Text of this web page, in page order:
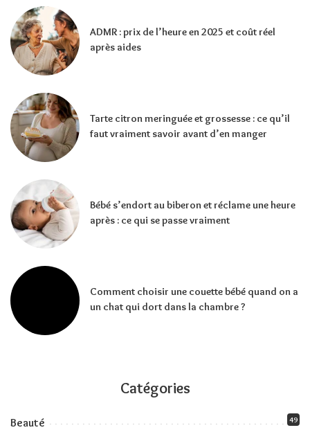
ADMR : prix de l’heure en 2025 et coût réel
après aides
Tarte citron meringuée et grossesse : ce qu’il
faut vraiment savoir avant d’en manger
Bébé s’endort au biberon et réclame une heure
après : ce qui se passe vraiment
Comment choisir une couette bébé quand on a
un chat qui dort dans la chambre ?
Catégories
Beauté 49